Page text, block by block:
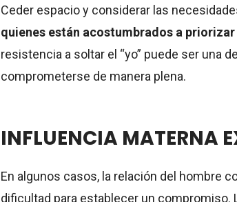
Ceder espacio y considerar las
quienes están acostumbrados a
resistencia a soltar el “yo” puede ser una
comprometerse de manera plena.
INFLUENCIA MATERNA
En algunos casos, la relación del hombre
dificultad para establecer un